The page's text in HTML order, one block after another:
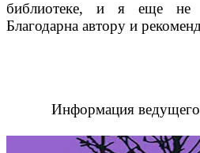
библиотеке, и я еще не
Благодарна автору и
Информация ведущего